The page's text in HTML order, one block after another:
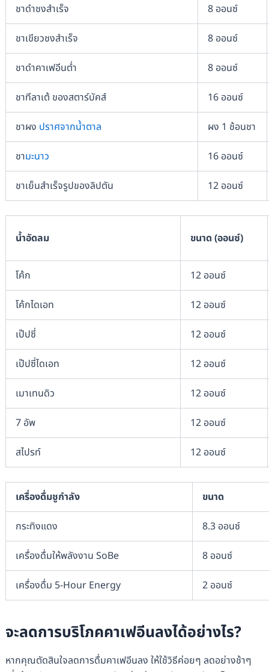
ชาดำชงสำเร็จ 8 ออนซ์
ชาเขียวชงสำเร็จ 8 ออนซ์
ชาดำคาเฟอีนต่ำ 8 ออนซ์
ชาทีลาเต้ ของสตาร์บัคส์ 16 ออนซ์
ชาผง ปราศจากน้ำตาล ผง 1 ช้อนชา
ชามะนาว 16 ออนซ์
ชาเย็นสำเร็จรูปของลิปตัน 12 ออนซ์
น้ำอัดลม ขนาด (ออนซ์)
โค้ก 12 ออนซ์
โค้กไดเอท 12 ออนซ์
เป๊ปซี่ 12 ออนซ์
เป๊ปซี่ไดเอท 12 ออนซ์
เมาเทนดิว 12 ออนซ์
7 อัพ 12 ออนซ์
สไปรท์ 12 ออนซ์
เครื่องดื่มชูกำลัง ขนาด
กระทิงแดง 8.3 ออนซ์
เครื่องดื่มให้พลังงาน SoBe 8 ออนซ์
เครื่องดื่ม 5-Hour Energy 2 ออนซ์
จะลดการบริโภคคาเฟอีนลงได้อย่างไร?
หากคุณตัดสินใจลดการดื่มคาเฟอีนลง ให้ใช้วิธีค่อยๆ ลดอย่างช้าๆ